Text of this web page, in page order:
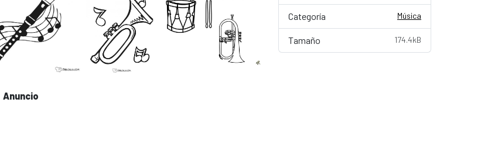
Anuncio
Categoría Música
Tamaño 174.4kB